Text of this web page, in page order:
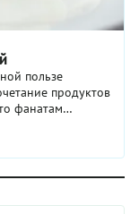
пользе
продуктов
фанатам
умелом
во вкусную
настроение.